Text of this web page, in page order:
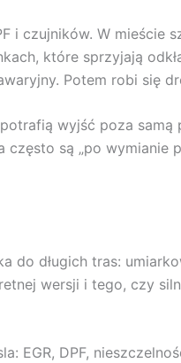
i czujników. W mieście
które sprzyjają
Potem robi się
wyjść poza samą
są „po wymianie
do długich tras:
wersji i tego, czy
EGR, DPF,